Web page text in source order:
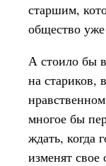
старшим,
общество
А стоило бы
на стариков,
многое бы
ждать, когда
изменят